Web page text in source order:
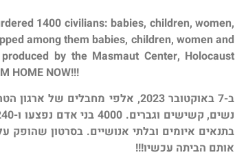
1400 civilians: babies, children, women,
among them babies, children, women and
by the Masmaut Center, Holocaust
HOME NOW!!!
בתנאים איומים ובלתי אנושיים. בסרטון
אותם הביתה עכשיו!!!